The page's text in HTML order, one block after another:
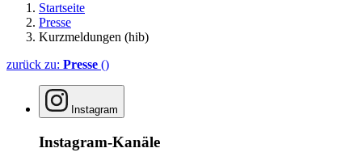
Startseite
Presse
Kurzmeldungen (hib)
zurück zu: Presse ()
Instagram
Instagram-Kanäle